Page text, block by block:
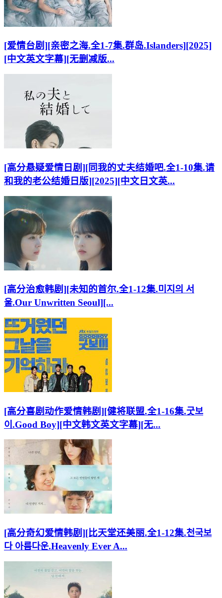
[爱情台剧][亲密之海.全1-7集.群岛.Islanders][2025]
[中文英文字幕][无删减版...
[高分悬疑爱情日剧][同我的丈夫结婚吧.全1-10集.请
和我的老公结婚日版][2025][中文日文英...
[高分治愈韩剧][未知的首尔.全1-12集.미지의 서
울.Our Unwritten Seoul][...
[高分喜剧动作爱情韩剧][健将联盟.全1-16集.굿보
이.Good Boy][中文韩文英文字幕][无...
[高分奇幻爱情韩剧][比天堂还美丽.全1-12集.천국보
다 아름다운.Heavenly Ever A...